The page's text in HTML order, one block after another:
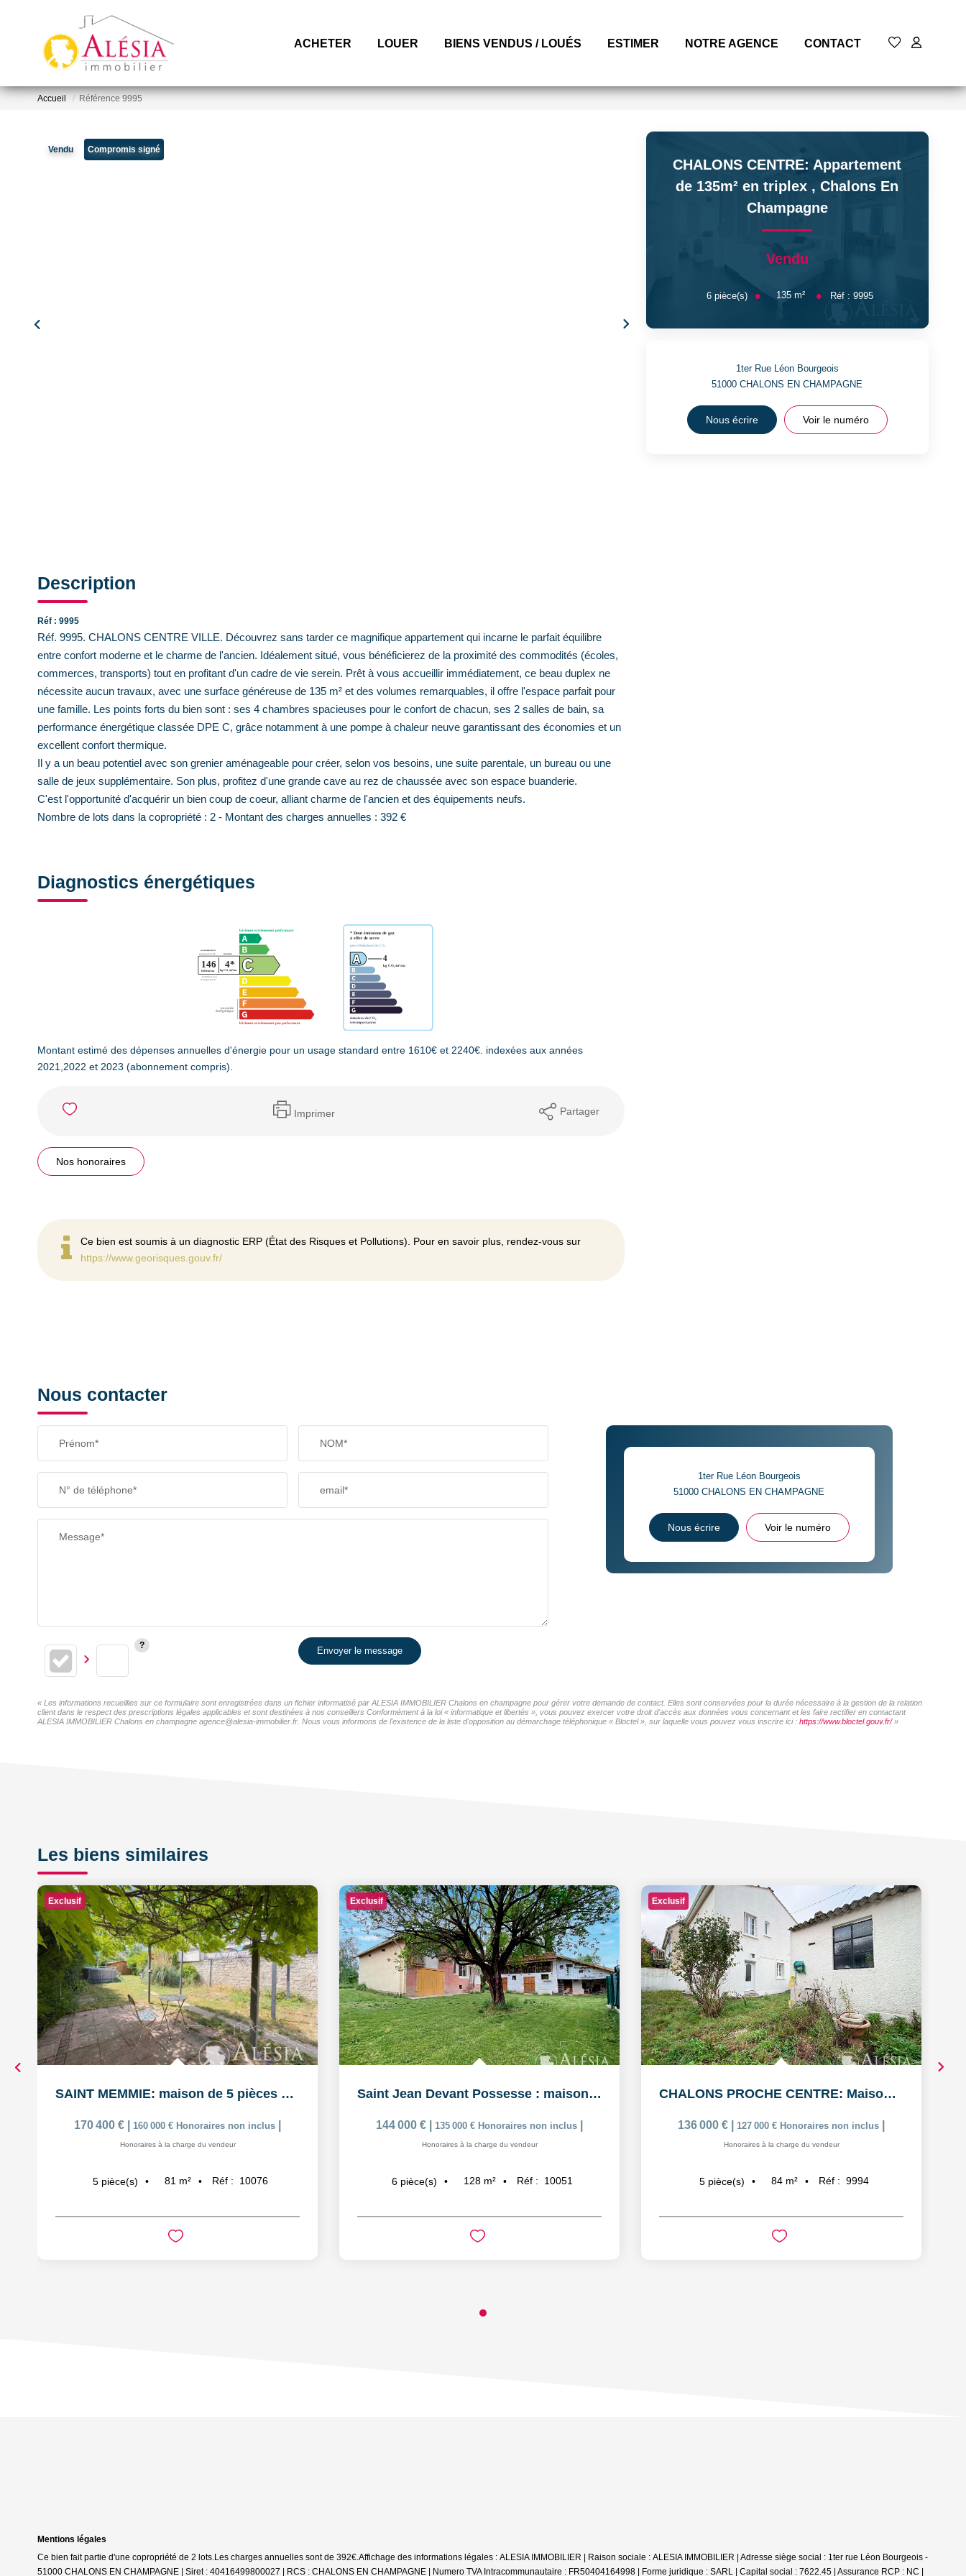
ACHETER LOUER BIENS VENDUS / LOUÉS ESTIMER NOTRE AGENCE CONTACT
Accueil Référence 9995
Vendu Compromis signé
Description
Réf : 9995
Réf. 9995. CHALONS CENTRE VILLE. Découvrez sans tarder ce magnifique appartement qui incarne le parfait équilibre
entre confort moderne et le charme de l'ancien. Idéalement situé, vous bénéficierez de la proximité des commodités (écoles,
commerces, transports) tout en profitant d'un cadre de vie serein. Prêt à vous accueillir immédiatement, ce beau duplex ne
nécessite aucun travaux, avec une surface généreuse de 135 m² et des volumes remarquables, il offre l'espace parfait pour
une famille. Les points forts du bien sont : ses 4 chambres spacieuses pour le confort de chacun, ses 2 salles de bain, sa
performance énergétique classée DPE C, grâce notamment à une pompe à chaleur neuve garantissant des économies et un
excellent confort thermique.
Il y a un beau potentiel avec son grenier aménageable pour créer, selon vos besoins, une suite parentale, un bureau ou une
salle de jeux supplémentaire. Son plus, profitez d'une grande cave au rez de chaussée avec son espace buanderie.
C'est l'opportunité d'acquérir un bien coup de coeur, alliant charme de l'ancien et des équipements neufs.
Nombre de lots dans la copropriété : 2 - Montant des charges annuelles : 392 €
Diagnostics énergétiques
Montant estimé des dépenses annuelles d'énergie pour un usage standard entre 1610€ et 2240€. indexées aux années
2021,2022 et 2023 (abonnement compris).
Imprimer Partager
Nos honoraires
Ce bien est soumis à un diagnostic ERP (État des Risques et Pollutions). Pour en savoir plus, rendez-vous sur
https://www.georisques.gouv.fr/
CHALONS CENTRE: Appartement
de 135m² en triplex ,Chalons En
Champagne
Vendu
6pièce(s) 135m² Réf :9995
1ter Rue Léon Bourgeois
51000CHALONS EN CHAMPAGNE
Nous écrire Voir le numéro
Nous contacter
Prénom* NOM*
N° de téléphone* email*
Message*
Envoyer le message
1ter Rue Léon Bourgeois
51000CHALONS EN CHAMPAGNE
Nous écrire Voir le numéro
« Les informations recueillies sur ce formulaire sont enregistrées dans un fichier informatisé par ALESIA IMMOBILIER Chalons en champagne pour gérer votre demande de contact. Elles sont conservées pour la durée nécessaire à la gestion de la relation
client dans le respect des prescriptions légales applicables et sont destinées à nos conseillers Conformément à la loi « informatique et libertés », vous pouvez exercer votre droit d'accès aux données vous concernant et les faire rectifier en contactant
ALESIA IMMOBILIER Chalons en champagne agence@alesia-immobilier.fr. Nous vous informons de l'existence de la liste d'opposition au démarchage téléphonique « Bloctel », sur laquelle vous pouvez vous inscrire ici : https://www.bloctel.gouv.fr/»
Les biens similaires
Exclusif
SAINT MEMMIE: maison de 5 pièces sur 574m² de parcelle de...
170 400 € 160 000 € Honoraires non inclus
Honoraires à la charge du vendeur
5 pièce(s) 81 m² Réf : 10076
Exclusif
Saint Jean Devant Possesse : maison de charme avec...
144 000 € 135 000 € Honoraires non inclus
Honoraires à la charge du vendeur
6 pièce(s) 128 m² Réf : 10051
Exclusif
CHALONS PROCHE CENTRE: Maison de 5 pièces avec garage
136 000 € 127 000 € Honoraires non inclus
Honoraires à la charge du vendeur
5 pièce(s) 84 m² Réf : 9994
Mentions légales
Ce bien fait partie d'une copropriété de 2 lots.Les charges annuelles sont de 392€.Affichage des informations légales : ALESIA IMMOBILIER | Raison sociale : ALESIA IMMOBILIER | Adresse siège social : 1ter rue Léon Bourgeois -
51000 CHALONS EN CHAMPAGNE | Siret : 40416499800027 | RCS : CHALONS EN CHAMPAGNE | Numero TVA Intracommunautaire : FR50404164998 | Forme juridique : SARL | Capital social : 7622.45 | Assurance RCP : NC |